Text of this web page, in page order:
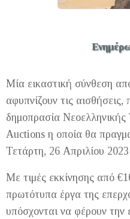
Μία εικαστική σύνθεση
αφυπνίζουν τις αισθήσεις,
δημοπρασία
Auctions η οποία θα
Τετάρτη, 26 Απριλίου
Με τιμές εκκίνησης από
πρωτότυπα έργα της
υπόσχονται να φέρουν την